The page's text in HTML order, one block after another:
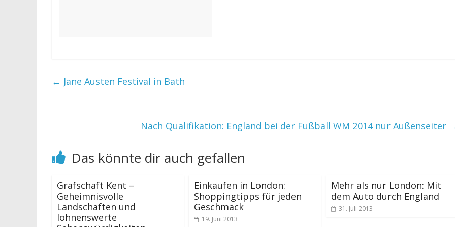
← Jane Austen Festival in Bath
Nach Qualifikation: England bei der Fußball WM 2014 nur Außenseiter
Das könnte dir auch gefallen
Grafschaft Kent –
Geheimnisvolle
Landschaften und
lohnenswerte
Einkaufen in London:
Shoppingtipps für jeden
Geschmack
19. Juni 2013
Mehr als nur London: Mit
dem Auto durch England
31. Juli 2013